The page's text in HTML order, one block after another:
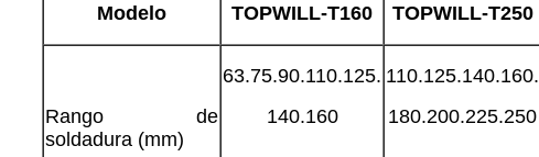
Modelo TOPWILL-T160 TOPWILL-T250
Rango de
soldadura (mm)
63.75.90.110.125.
140.160
110.125.140.160.
180.200.225.250